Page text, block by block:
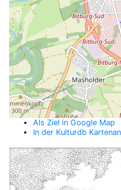
Als Ziel in Google Map
In der Kulturdb